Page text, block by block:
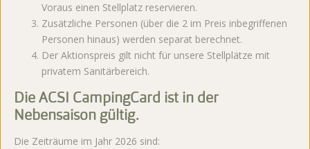
Voraus einen Stellplatz reservieren.
Zusätzliche Personen (über die 2 im Preis inbegriffenen
Personen hinaus) werden separat berechnet.
Der Aktionspreis gilt nicht für unsere Stellplätze mit
privatem Sanitärbereich.
Die ACSI CampingCard ist in der
Nebensaison gültig.
Die Zeiträume im Jahr 2026 sind: